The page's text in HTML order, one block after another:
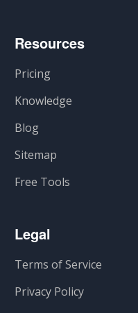
Resources
Pricing
Knowledge
Blog
Sitemap
Free Tools
Legal
Terms of Service
Privacy Policy